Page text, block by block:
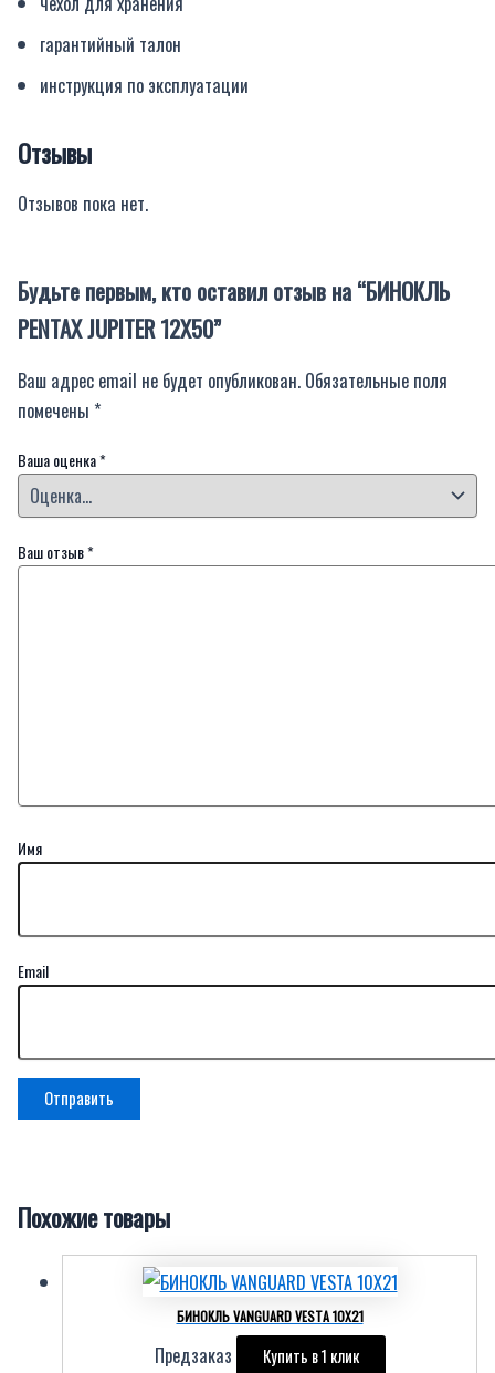
гарантийный талон
инструкция по эксплуатации
Отзывы
Отзывов пока нет.
Будьте первым, кто оставил отзыв на “БИНОКЛЬ
PENTAX JUPITER 12X50”
Ваш адрес email не будет опубликован. Обязательные поля
помечены *
Ваша оценка*
Ваш отзыв*
Имя
Email
Похожие товары
БИНОКЛЬ VANGUARD VESTA 10X21
Предзаказ Купить в 1 клик